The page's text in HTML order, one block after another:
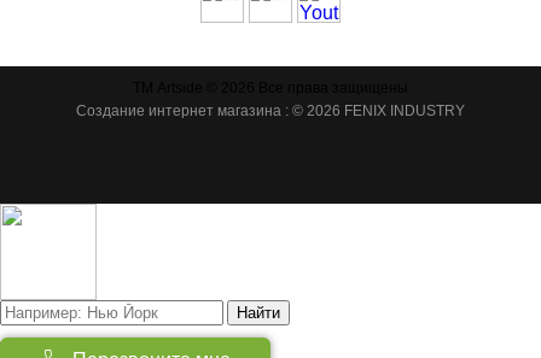
Создание интернет магазина : © 2026 FENIX INDUSTRY
Найти
Товаров: 0)